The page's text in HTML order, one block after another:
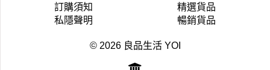
訂購須知
私隱聲明
精選貨品
暢銷貨品
© 2026 良品生活 YOI